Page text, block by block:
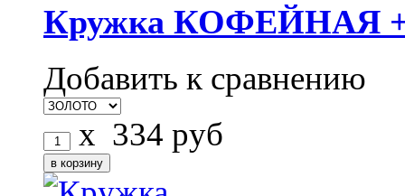
Кружка КОФЕЙНАЯ
Добавить к сравнению
x 334 руб